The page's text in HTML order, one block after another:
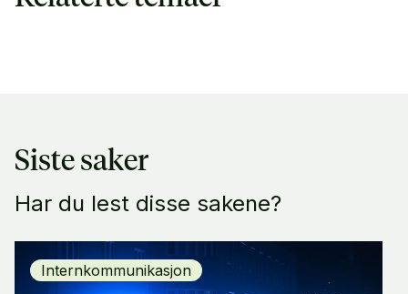
Siste saker
Har du lest disse sakene?
Internkommunikasjon